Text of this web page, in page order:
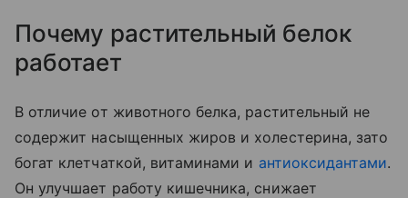
Почему растительный белок
работает
В отличие от животного белка, растительный не
содержит насыщенных жиров и холестерина, зато
богат клетчаткой, витаминами и антиоксидантами.
Он улучшает работу кишечника, снижает